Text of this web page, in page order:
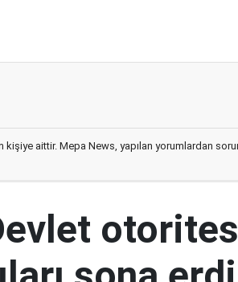
aittir. Mepa News, yapılan yorumlardan